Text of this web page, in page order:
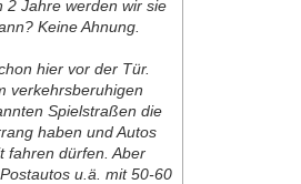
2 Jahre werden wir sie
Keine Ahnung.
hier vor der Tür.
verkehrsberuhigen
Spielstraßen die
haben und Autos
fahren dürfen. Aber
u.ä. mit 50-60